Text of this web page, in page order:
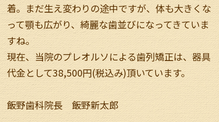
着。まだ生え変わりの途中ですが、体も大きくな
って顎も広がり、綺麗な歯並びになってきていま
すね。
現在、当院のプレオルソによる歯列矯正は、器具
代金として38,500円(税込み)頂いています。
飯野歯科院長 飯野新太郎